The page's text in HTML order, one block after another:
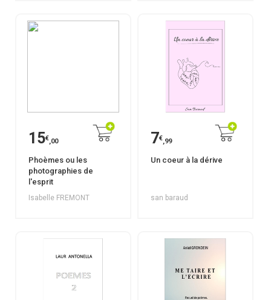
15€,00
Phoèmes ou les
photographies de
l'esprit
Isabelle FREMONT
7€,99
Un coeur à la dérive
san baraud